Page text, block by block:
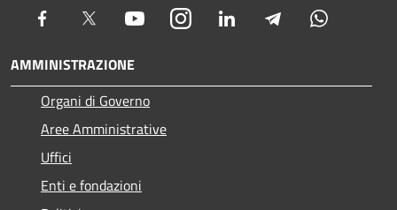
Facebook Twitter YoutubeInstagram LinkedIn Telegram
AMMINISTRAZIONE
Organi di Governo
Aree Amministrative
Uffici
Enti e fondazioni